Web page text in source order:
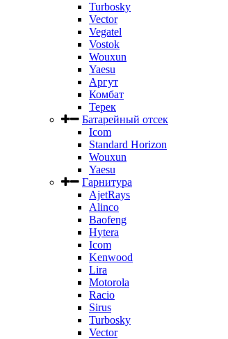
Turbosky
Vector
Vegatel
Vostok
Wouxun
Yaesu
Аргут
Комбат
Терек
Батарейный отсек
Icom
Standard Horizon
Wouxun
Yaesu
Гарнитура
AjetRays
Alinco
Baofeng
Hytera
Icom
Kenwood
Lira
Motorola
Racio
Sirus
Turbosky
Vector